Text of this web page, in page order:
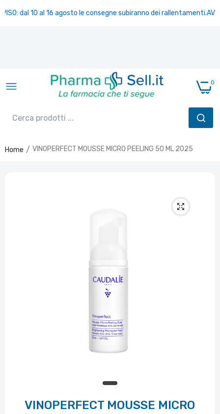
dal 10 al 16 agosto le consegne subiranno dei rallentamenti.
0
Home VINOPERFECT MOUSSE MICRO PEELING 50 ML 2025
VINOPERFECT MOUSSE MICRO